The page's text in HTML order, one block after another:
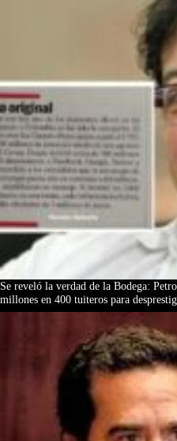
Se reveló la verdad de la Bodega:
millones en 400 tuiteros para